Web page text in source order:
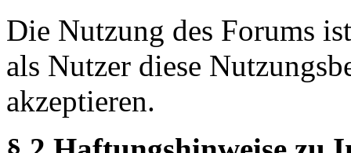
Die Nutzung des Forums
als Nutzer diese
akzeptieren.